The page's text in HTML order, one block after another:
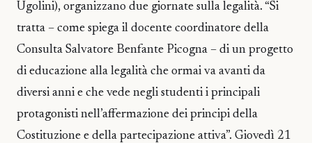
Ugolini), organizzano due giornate sulla legalità. “Si
tratta – come spiega il docente coordinatore della
Consulta Salvatore Benfante Picogna – di un progetto
di educazione alla legalità che ormai va avanti da
diversi anni e che vede negli studenti i principali
protagonisti nell’affermazione dei principi della
Costituzione e della partecipazione attiva”. Giovedì 21